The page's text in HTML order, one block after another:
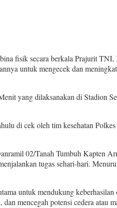
fisik secara berkala Prajurit
untuk mengecek dan
yang dilaksanakan di Stadion
di cek oleh tim kesehatan
02/Tanah Tumbuh Kapten
tugas sehari-hari.
untuk mendukung
mencegah potensi cedera atau